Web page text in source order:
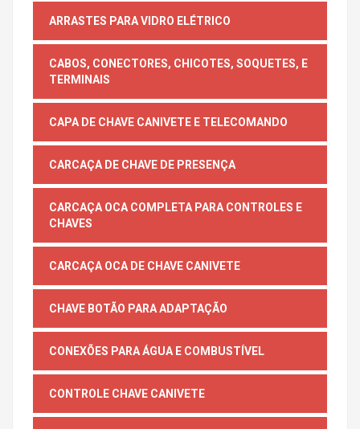
ARRASTES PARA VIDRO ELÉTRICO
CABOS, CONECTORES, CHICOTES, SOQUETES, E
TERMINAIS
CAPA DE CHAVE CANIVETE E TELECOMANDO
CARCAÇA DE CHAVE DE PRESENÇA
CARCAÇA OCA COMPLETA PARA CONTROLES E
CHAVES
CARCAÇA OCA DE CHAVE CANIVETE
CHAVE BOTÃO PARA ADAPTAÇÃO
CONEXÕES PARA ÁGUA E COMBUSTÍVEL
CONTROLE CHAVE CANIVETE